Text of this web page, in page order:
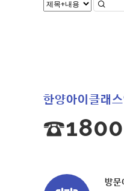
한양아이클래
방문